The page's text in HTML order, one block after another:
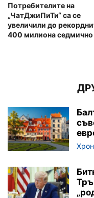
Потребителите на
„ЧатДжиПиТи“ са се
увеличили до
400 милиона седмично